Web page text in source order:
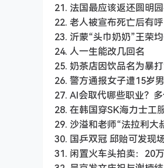
21. 法国最应该返还圆明
22. 老人被宣布死亡后有
23. 沂蒙“头巾奶奶”王荣
24. 人一生能改几回名
25. 奶茶店因饮品名为暴
26. 警方通报女子遭15岁
27. AI会取代哪些职业？
28. 在韩国穿SK海力士工
29. 沙溢和老师“法拉利大
30. 国乒双冠 邱贻可发现
31. 闲置火车头拍卖：20